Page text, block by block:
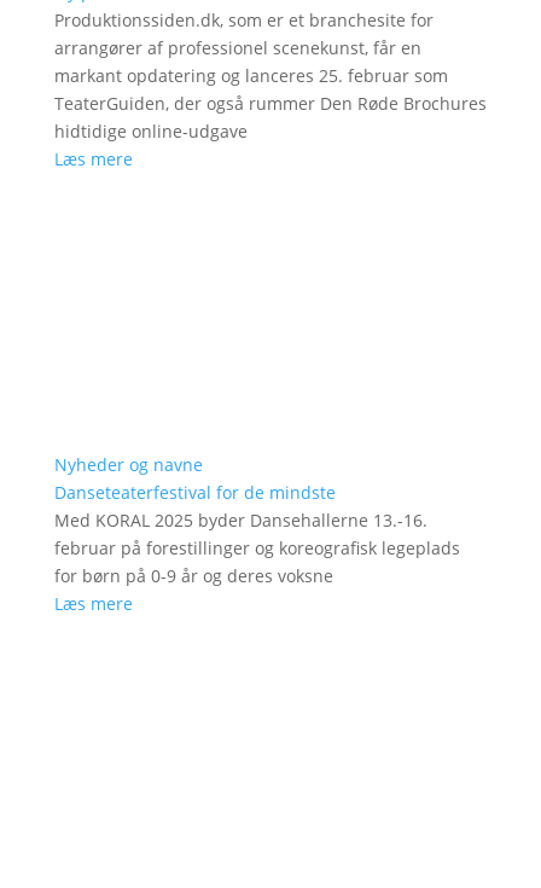
Produktionssiden.dk, som er et branchesite for
arrangører af professionel scenekunst, får en
markant opdatering og lanceres 25. februar som
TeaterGuiden, der også rummer Den Røde Brochures
hidtidige online-udgave
Læs mere
Nyheder og navne
Danseteaterfestival for de mindste
Med KORAL 2025 byder Dansehallerne 13.-16.
februar på forestillinger og koreografisk legeplads
for børn på 0-9 år og deres voksne
Læs mere